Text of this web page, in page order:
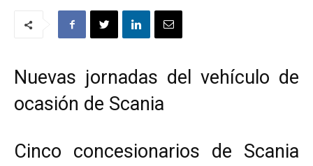
Nuevas jornadas del vehículo de
ocasión de Scania
Cinco concesionarios de Scania